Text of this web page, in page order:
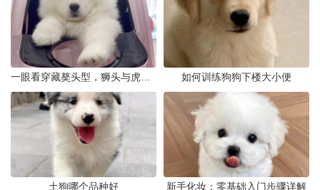
如何训练狗狗下楼大小便
土狗哪个品种好 新手化妆：零基础入门步骤详解